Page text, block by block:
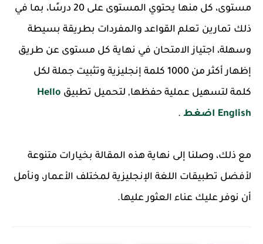
مستوى، كل منها يحتوي المستوى على 20 درسًا، بما في
ذلك تمارين تعلم القواعد والمفردات بطريقة بسيطة
وسهلة، اجتياز الامتحان في نهاية كل مستوى عن طريق
إظهار أكثر من 1000 كلمة إنجليزية وتثبيت جملة لكل
كلمة لتسهيل عملية حفظها, لتحميل تطبيق Hello
English اضغط
.
مع ذلك، وصلنا إلى نهاية هذه المقالة بخيارات متنوعة
لأفضل تطبيقات اللغة الإنجليزية لمختلف الأعمار، ونأمل
أن نوفر عليك عناء العثور عليها.